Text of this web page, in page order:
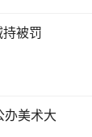
被罚
办美术大